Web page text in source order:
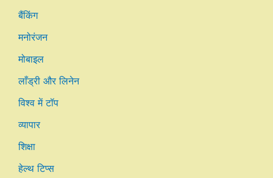
बैंकिंग
मनोरंजन
मोबाइल
लाँड्री और लिनेन
विश्व में टॉप
व्यापार
शिक्षा
हेल्थ टिप्स